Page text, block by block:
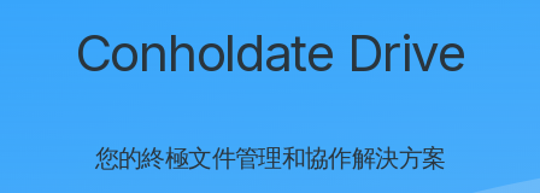
Conholdate Drive
您的終極文件管理和協作解決方案